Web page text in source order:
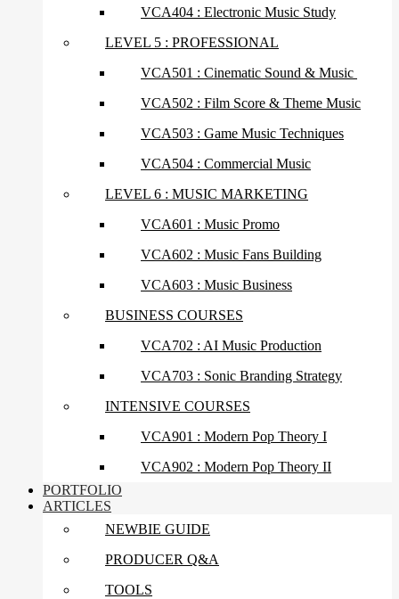
VCA404 : Electronic Music Study
LEVEL 5 : PROFESSIONAL
VCA501 : Cinematic Sound & Music
VCA502 : Film Score & Theme Music
VCA503 : Game Music Techniques
VCA504 : Commercial Music
LEVEL 6 : MUSIC MARKETING
VCA601 : Music Promo
VCA602 : Music Fans Building
VCA603 : Music Business
BUSINESS COURSES
VCA702 : AI Music Production
VCA703 : Sonic Branding Strategy
INTENSIVE COURSES
VCA901 : Modern Pop Theory I
VCA902 : Modern Pop Theory II
PORTFOLIO
ARTICLES
NEWBIE GUIDE
PRODUCER Q&A
TOOLS